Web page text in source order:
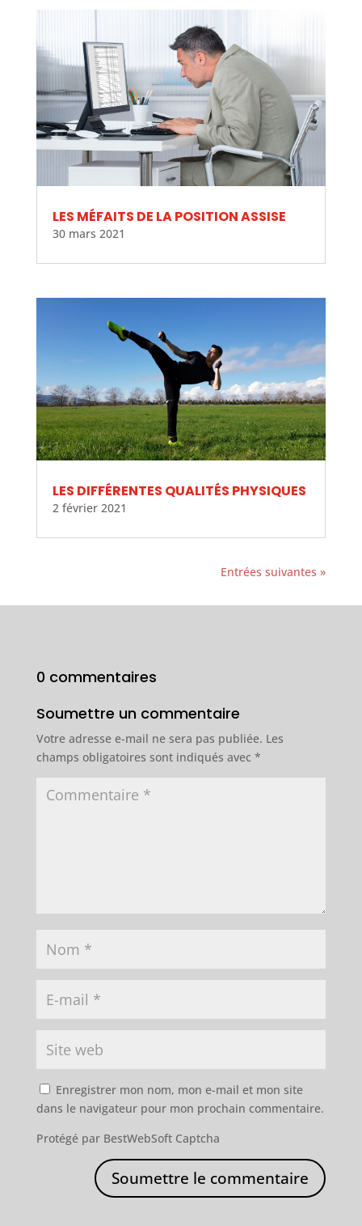
LES MÉFAITS DE LA POSITION ASSISE
30 mars 2021
LES DIFFÉRENTES QUALITÉS PHYSIQUES
2 février 2021
Entrées suivantes »
0 commentaires
Soumettre un commentaire
Votre adresse e-mail ne sera pas publiée. Les
champs obligatoires sont indiqués avec *
Enregistrer mon nom, mon e-mail et mon site
dans le navigateur pour mon prochain commentaire.
Protégé par BestWebSoft Captcha
Soumettre le commentaire